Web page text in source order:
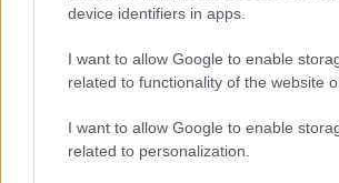
device identifiers in apps.
I want to allow Google to enable
related to functionality of the website
I want to allow Google to enable
related to personalization.
pocas plazas
Sete Cidades, Mosteiros, Furnas...
05/09/2026